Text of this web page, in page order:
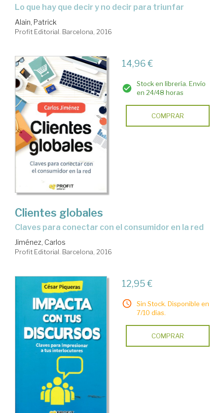
lo que hay que decir y no decir para triunfar
Alain, Patrick
Profit Editorial. Barcelona, 2016
14,96 €
Stock en librería. Envío
en 24/48 horas
COMPRAR
Clientes globales
claves para conectar con el consumidor en la red
Jiménez, Carlos
Profit Editorial. Barcelona, 2016
12,95 €
Sin Stock. Disponible en
7/10 días.
COMPRAR